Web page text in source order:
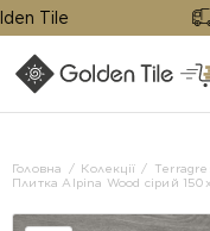
Tile
Головна Колекції
Плитка Alpina Wood сірий